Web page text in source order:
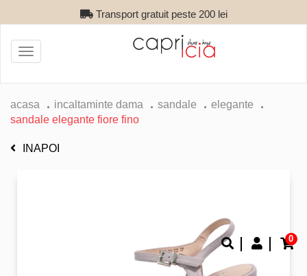
Transport gratuit peste 200 lei
0
Toggle
navigation
acasa incaltaminte dama sandale
elegante
sandale elegante fiore fino
INAPOI